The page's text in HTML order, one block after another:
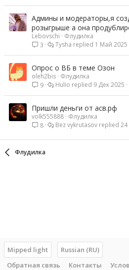
Админы и модераторы,я
розыгрыше а она
Lebovschi
Флудилка
3
1 Май 2025
Tysha
Опрос о ВБ в теме Озон
oleh2bis Флудилка
9
9 Дек 2025
Hulio
Пришли деньги от асв.рф
volk555888 Флудилка
8
24
Bez vykrutasov
Флудилка
Mipped light
Russian (RU)
Обратная связь
Контакты